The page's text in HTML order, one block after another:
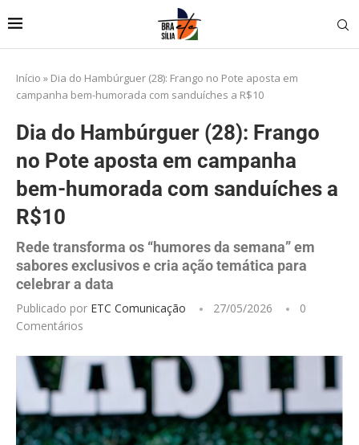
Início » Dia do Hambúrguer (28): Frango no Pote aposta em
campanha bem-humorada com sanduíches a R$10
Dia do Hambúrguer (28): Frango
no Pote aposta em campanha
bem-humorada com sanduíches a
R$10
Rede transforma os “humores da semana” em
sabores exclusivos e cria ação temática para
celebrar a data
Publicado por ETC Comunicação 27/05/2026
0
Comentários